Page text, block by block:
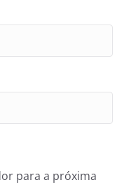
para a próxima